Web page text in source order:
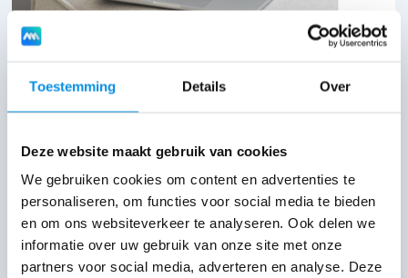
Toestemming Details Over
Deze website maakt gebruik van cookies
We gebruiken cookies om content en advertenties te
personaliseren, om functies voor social media te bieden
en om ons websiteverkeer te analyseren. Ook delen we
informatie over uw gebruik van onze site met onze
partners voor social media, adverteren en analyse. Deze
Waarom ondernemers voor
ons kiezen
Geen groot corporate bedrijf in strakke